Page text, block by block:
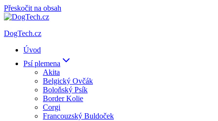
Přeskočit na obsah
DogTech.cz
Úvod
Psí plemena
Akita
Belgický Ovčák
Boloňský Psík
Border Kolie
Corgi
Francouzský Buldoček